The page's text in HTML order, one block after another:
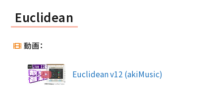
Euclidean
動画：
Euclidean v12 (akiMusic)